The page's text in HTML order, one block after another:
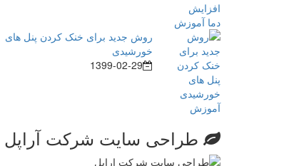
روش جدید برای خنک کردن پنل های
خورشیدی
1399-02-29
طراحی سایت شرکت آراپل